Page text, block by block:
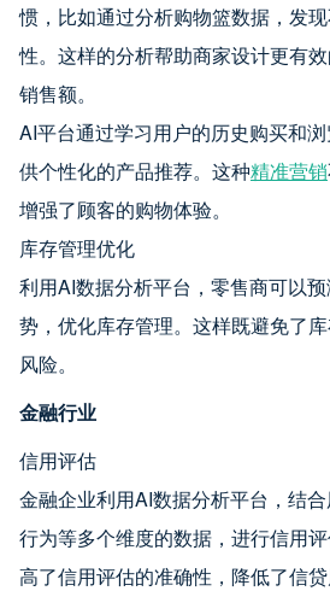
惯，比如通过分析购物篮数据，发
性。这样的分析帮助商家设计更有
销售额。
AI平台通过学习用户的历史购买和
供个性化的产品推荐。这种精准营销
增强了顾客的购物体验。
库存管理优化
利用AI数据分析平台，零售商可以
势，优化库存管理。这样既避免了
风险。
金融行业
信用评估
金融企业利用AI数据分析平台，结
行为等多个维度的数据，进行信用
高了信用评估的准确性，降低了信贷